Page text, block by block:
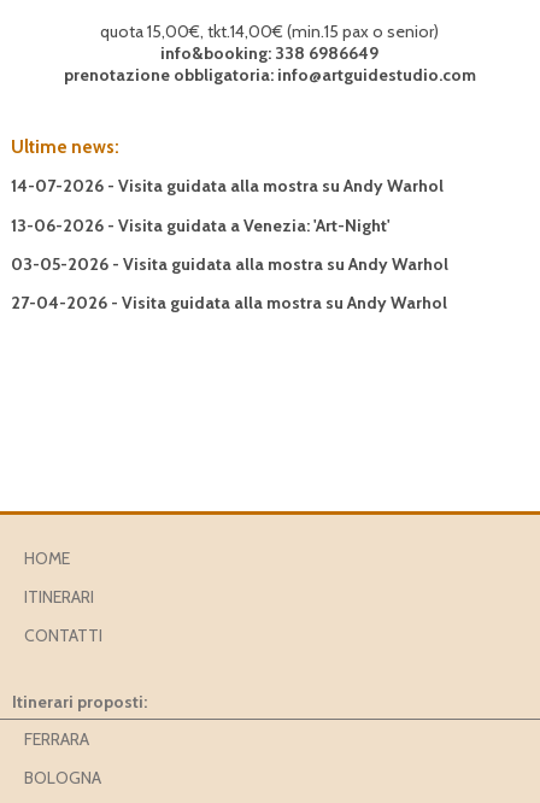
quota 15,00€, tkt.14,00€ (min.15 pax o senior)
info&booking: 338 6986649
prenotazione obbligatoria: info@artguidestudio.com
Ultime news:
14-07-2026 - Visita guidata alla mostra su Andy Warhol
13-06-2026 - Visita guidata a Venezia: 'Art-Night'
03-05-2026 - Visita guidata alla mostra su Andy Warhol
27-04-2026 - Visita guidata alla mostra su Andy Warhol
HOME
ITINERARI
CONTATTI
Itinerari proposti:
FERRARA
BOLOGNA